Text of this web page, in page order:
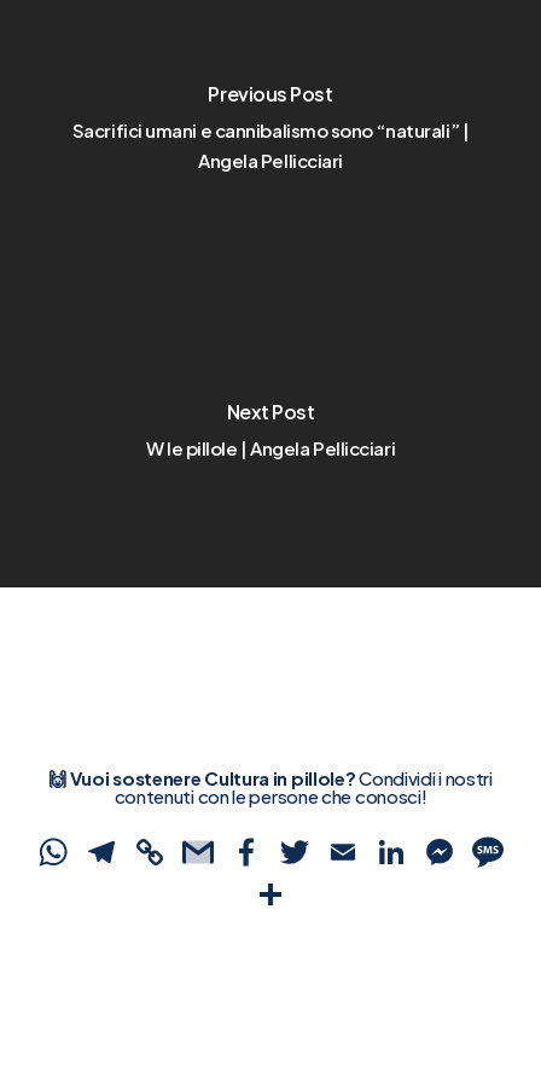
Previous Post
Sacrifici umani e cannibalismo sono “naturali” |
Angela Pellicciari
Next Post
W le pillole | Angela Pellicciari
🙌 Vuoi sostenere Cultura in pillole?Condividi i nostri
contenuti con le persone che conosci!
WhatsApp
Telegram
CopyGmailFacebook
Twitter
Email